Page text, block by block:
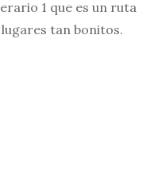
1 que es un ruta
tan bonitos.